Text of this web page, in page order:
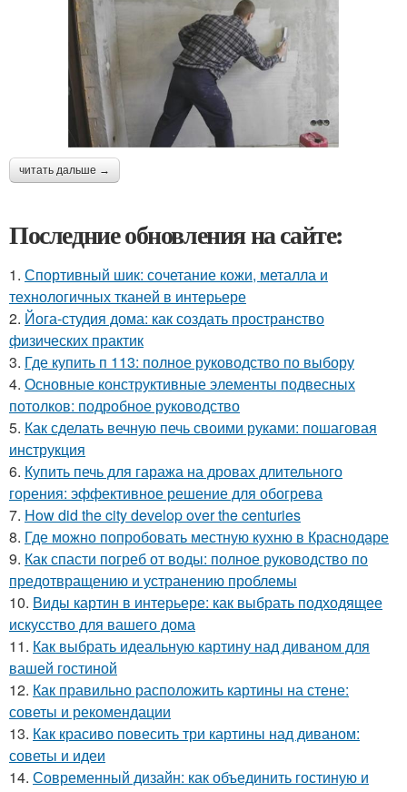
читать дальше →
Последние обновления на сайте:
1. Спортивный шик: сочетание кожи, металла и
технологичных тканей в интерьере
2. Йога-студия дома: как создать пространство
физических практик
3. Где купить п 113: полное руководство по выбору
4. Основные конструктивные элементы подвесных
потолков: подробное руководство
5. Как сделать вечную печь своими руками: пошаговая
инструкция
6. Купить печь для гаража на дровах длительного
горения: эффективное решение для обогрева
7. How did the city develop over the centuries
8. Где можно попробовать местную кухню в Краснодаре
9. Как спасти погреб от воды: полное руководство по
предотвращению и устранению проблемы
10. Виды картин в интерьере: как выбрать подходящее
искусство для вашего дома
11. Как выбрать идеальную картину над диваном для
вашей гостиной
12. Как правильно расположить картины на стене:
советы и рекомендации
13. Как красиво повесить три картины над диваном:
советы и идеи
14. Современный дизайн: как объединить гостиную и